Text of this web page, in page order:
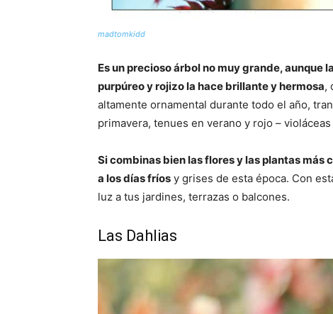
madtomkidd
Es un precioso árbol no muy grande, aunque
purpúreo y rojizo la hace brillante y hermosa,
altamente ornamental durante todo el año,
primavera, tenues en verano y rojo –
Si combinas bien las flores y las plantas más
a los días fríos y grises de esta época. Con
luz a tus jardines, terrazas o balcones.
Las Dahlias